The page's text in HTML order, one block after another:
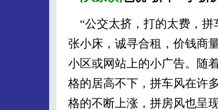
“公交太挤，打的太费，拼
张小床，诚寻合租，价钱商
小区或网站上的小广告。随
格的居高不下，拼车风在许
格的不断上涨，拼房风也呈